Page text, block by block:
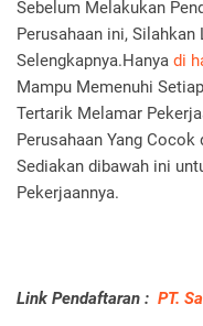
Sebelum Melakukan
Perusahaan ini,
Selengkapnya.Hanya di
Mampu Memenuhi
Tertarik Melamar
Perusahaan Yang
Sediakan dibawah ini
Pekerjaannya.
Link Pendaftaran : PT.